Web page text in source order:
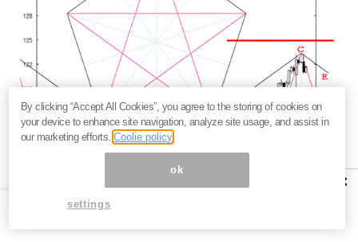
先週のレポートでは、C点に注目した。ペンタゴンのど
×
By clicking “Accept All Cookies”, you agree to the storing of cookies on
your device to enhance site navigation, analyze site usage, and assist in
our marketing efforts.Coolie policy
ok
settings